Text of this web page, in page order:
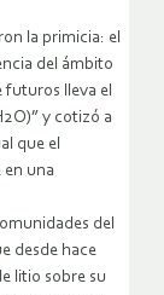
la primicia: el
del ámbito
lleva el
y cotizó a
que el
una
del
desde hace
litio sobre su